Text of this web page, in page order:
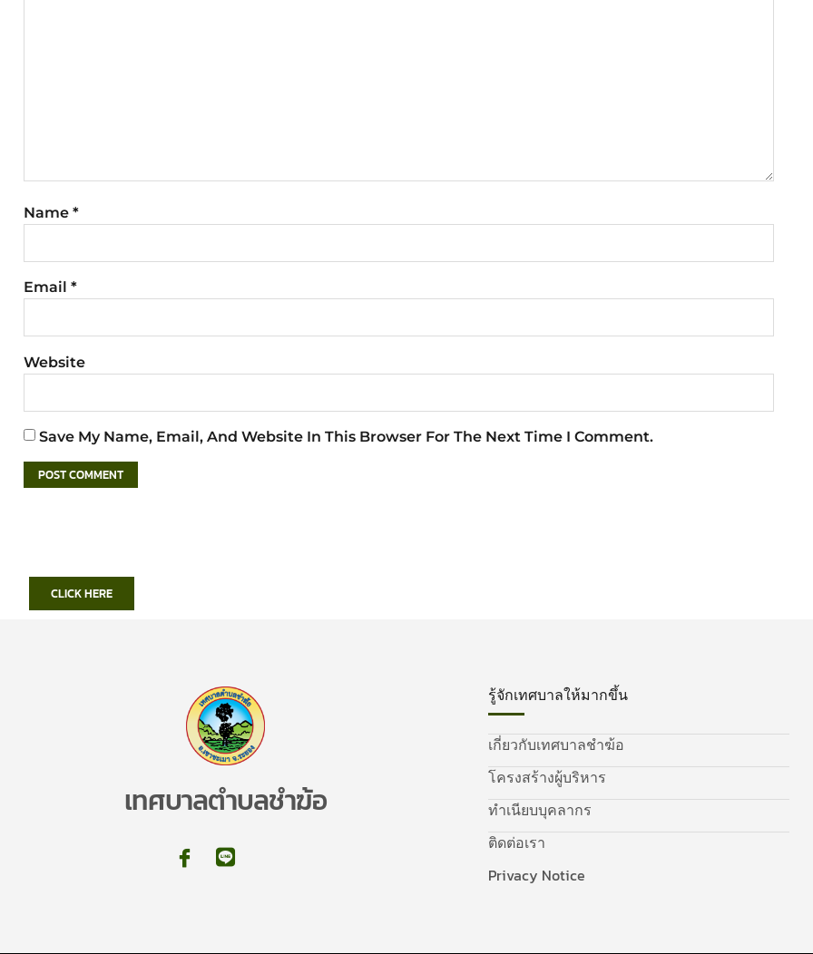
Name *
Email *
Website
Save My Name, Email, And Website In This Browser For The Next Time I Comment.
CLICK HERE
เทศบาลตำบลชำฆ้อ
รู้จักเทศบาลให้มากขึ้น
เกี่ยวกับเทศบาลชำฆ้อ
โครงสร้างผู้บริหาร
ทำเนียบบุคลากร
ติดต่อเรา
Privacy Notice